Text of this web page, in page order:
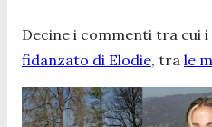
Decine i commenti tra cui
fidanzato di Elodie, tra le